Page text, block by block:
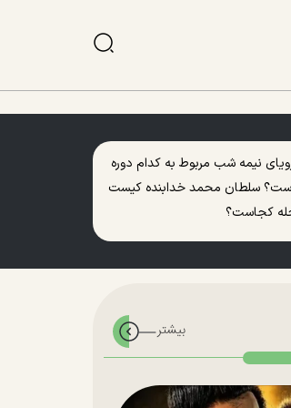
نیمه شب مربوط به کدام دوره
سلطان محمد خدابنده کیست
کجاست؟